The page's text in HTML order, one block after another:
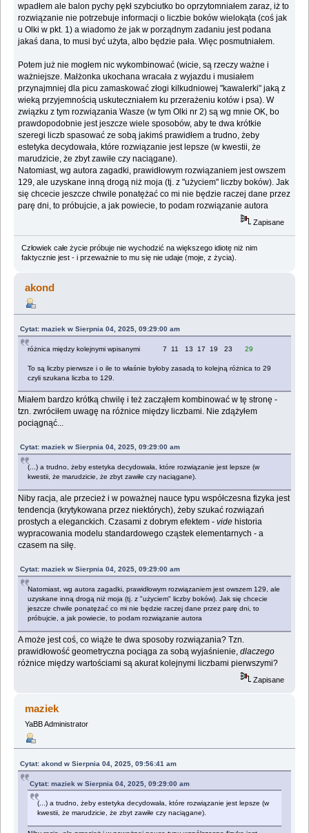
wpadłem ale balon pychy pękł szybciutko bo oprzytomniałem zaraz, iż to
rozwiązanie nie potrzebuje informacji o liczbie boków wielokąta (coś jak
u Olki w pkt. 1) a wiadomo że jak w porządnym zadaniu jest podana
jakaś dana, to musi być użyta, albo będzie pała. Więc posmutniałem.
Potem już nie mogłem nic wykombinować (wicie, są rzeczy ważne i
ważniejsze. Małżonka ukochana wracała z wyjazdu i musiałem
przynajmniej dla picu zamaskować złogi kilkudniowej "kawalerki" jaką z
wieką przyjemnością uskuteczniałem ku przerażeniu kotów i psa). W
związku z tym rozwiązania Wasze (w tym Olki nr 2) są wg mnie OK, bo
prawdopodobnie jest jeszcze wiele sposobów, aby te dwa krótkie
szeregi liczb spasować ze sobą jakimś prawidłem a trudno, żeby
estetyka decydowała, które rozwiązanie jest lepsze (w kwestii, że
marudzicie, że zbyt zawiłe czy naciągane).
Natomiast, wg autora zagadki, prawidłowym rozwiązaniem jest owszem
129, ale uzyskane inną drogą niż moja (tj. z "użyciem" liczby boków). Jak
się chcecie jeszcze chwile ponatężać co mi nie będzie raczej dane przez
parę dni, to próbujcie, a jak powiecie, to podam rozwiązanie autora
Zapisane
Człowiek całe życie próbuje nie wychodzić na większego idiotę niż nim
faktycznie jest - i przeważnie to mu się nie udaje (moje, z życia).
akond
Cytat: maziek w Sierpnia 04, 2025, 09:29:00 am
różnica między kolejnymi wpisanymi 7 11 13 17 19 2329
To są liczby pierwsze i o ile to właśnie byłoby zasadą to kolejną różnica to 29
czyli szukana liczba to 129.
Miałem bardzo krótką chwilę i też zacząłem kombinować w tę stronę -
tzn. zwróciłem uwagę na różnice między liczbami. Nie zdążyłem
pociągnąć...
Cytat: maziek w Sierpnia 04, 2025, 09:29:00 am
(...) a trudno, żeby estetyka decydowała, które rozwiązanie jest lepsze (w
kwestii, że marudzicie, że zbyt zawiłe czy naciągane).
Niby racja, ale przecież i w poważnej nauce typu współczesna fizyka jest
tendencja (krytykowana przez niektórych), żeby szukać rozwiązań
prostych a eleganckich. Czasami z dobrym efektem -vide historia
wypracowania modelu standardowego cząstek elementarnych - a
czasem na siłę.
Cytat: maziek w Sierpnia 04, 2025, 09:29:00 am
Natomiast, wg autora zagadki, prawidłowym rozwiązaniem jest owszem 129, ale
uzyskane inną drogą niż moja (tj. z "użyciem" liczby boków). Jak się chcecie
jeszcze chwile ponatężać co mi nie będzie raczej dane przez parę dni, to
próbujcie, a jak powiecie, to podam rozwiązanie autora
A może jest coś, co wiąże te dwa sposoby rozwiązania? Tzn.
prawidłowość geometryczna pociąga za sobą wyjaśnienie,dlaczego
różnice między wartościami są akurat kolejnymi liczbami pierwszymi?
Zapisane
maziek
YaBB Administrator
Cytat: akond w Sierpnia 04, 2025, 09:56:41 am
Cytat: maziek w Sierpnia 04, 2025, 09:29:00 am
(...) a trudno, żeby estetyka decydowała, które rozwiązanie jest lepsze (w
kwestii, że marudzicie, że zbyt zawiłe czy naciągane).